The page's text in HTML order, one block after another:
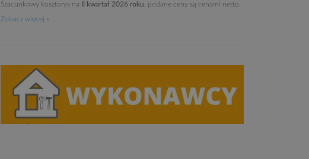
Szacunkowy kosztorys na II kwartał 2026 roku , podane ceny są cenami netto.
Zobacz więcej »